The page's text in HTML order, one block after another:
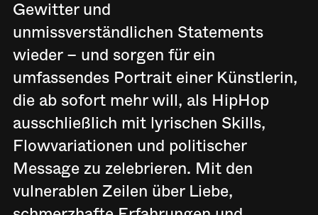
Gewitter und
unmissverständlichen Statements
wieder – und sorgen für ein
umfassendes Portrait einer Künstlerin,
die ab sofort mehr will, als HipHop
ausschließlich mit lyrischen Skills,
Flowvariationen und politischer
Message zu zelebrieren. Mit den
vulnerablen Zeilen über Liebe,